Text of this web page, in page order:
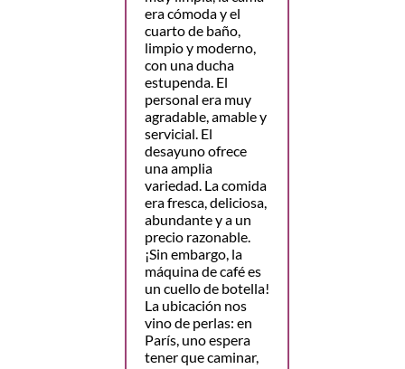
era cómoda y el
cuarto de baño,
limpio y moderno,
con una ducha
estupenda. El
personal era muy
agradable, amable y
servicial. El
desayuno ofrece
una amplia
variedad. La comida
era fresca, deliciosa,
abundante y a un
precio razonable.
¡Sin embargo, la
máquina de café es
un cuello de botella!
La ubicación nos
vino de perlas: en
París, uno espera
tener que caminar,